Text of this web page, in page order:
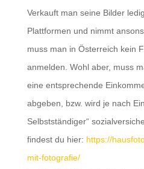
Verkauft man seine Bilder
Plattformen und nimmt
muss man in Österreich kein
anmelden. Wohl aber, muss
eine entsprechende
abgeben, bzw. wird je nach
Selbstständiger“
findest du hier: https://
mit-fotografie/